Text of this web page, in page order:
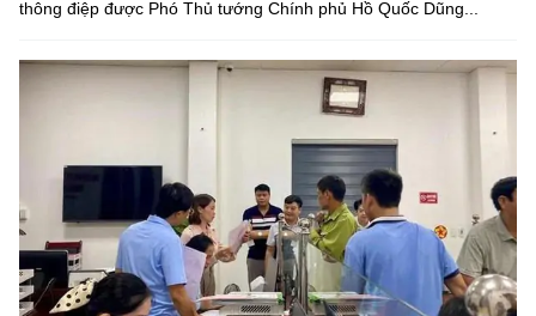
thông điệp được Phó Thủ tướng Chính phủ Hồ Quốc Dũng...